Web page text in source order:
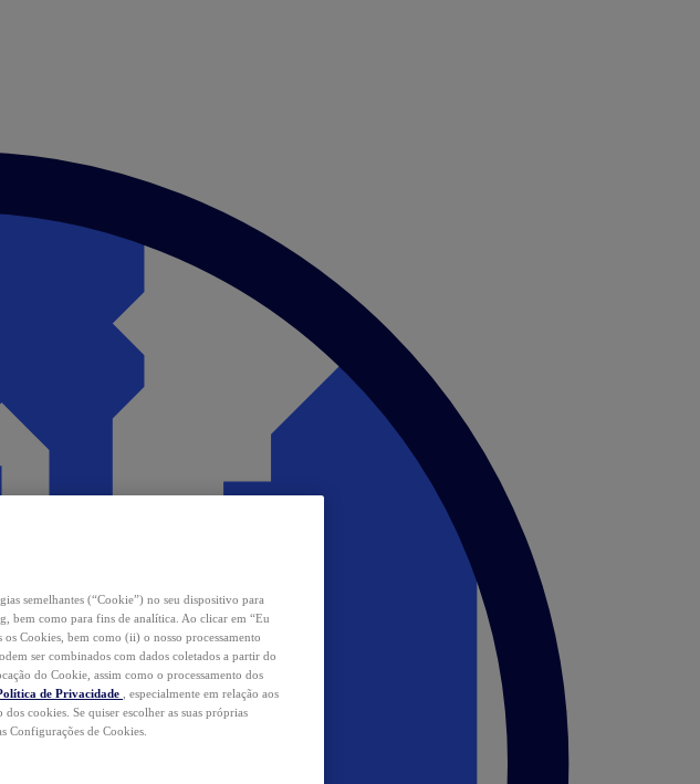
semelhantes (“Cookie”) no seu dispositivo para
bem como para fins de analítica. Ao clicar em “Eu
Cookies, bem como (ii) o nosso processamento
ser combinados com dados coletados a partir do
do Cookie, assim como o processamento dos
de Privacidade
, especialmente em relação aos
cookies. Se quiser escolher as suas próprias
Configurações de Cookies.